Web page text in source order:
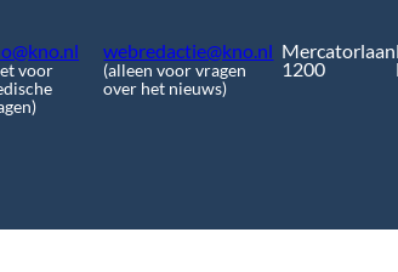
voor
webredactie@kno.nl
(alleen voor vragen
over het nieuws)
Mercatorlaan
1200